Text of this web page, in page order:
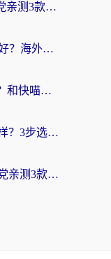
雷神手游和海归好用吗？海外党亲测3款热门回国加速器+番茄加速器深度体验
Malus好用吗？和ChickCN哪个好？海外党亲测：选对回国加速器，追剧游戏不卡顿
海外党实测：斧牛VPN好用吗？和快喵VPN对比哪个回国效果更好？附3款热门加速器深度分析
海外党必看：ExpressVPN怎么样？3步选对回国加速器，无缝刷国内剧玩手游
迅游和云界RIFT哪个好？海外党亲测3款回国加速器，教你无缝刷国内剧玩游戏